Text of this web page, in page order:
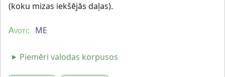
(koku mizas iekšējās daļas).
Avoti: ME
Piemēri valodas korpusos